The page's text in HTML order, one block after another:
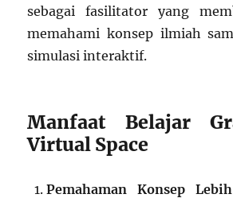
sebagai fasilitator yang
memahami konsep ilmiah
simulasi interaktif.
Manfaat Belajar
Virtual Space
Pemahaman Konsep